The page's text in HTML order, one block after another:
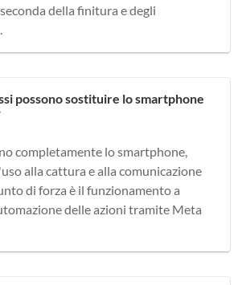
della finitura e degli
possono sostituire lo smartphone
completamente lo smartphone,
alla cattura e alla comunicazione
di forza è il funzionamento a
delle azioni tramite Meta